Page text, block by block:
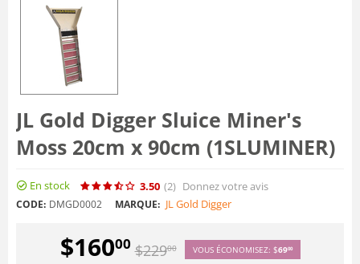
JL Gold Digger Sluice Miner's
Moss 20cm x 90cm (1SLUMINER)
En stock 3.50 (2) Donnez votre avis
CODE: DMGD0002 MARQUE: JL Gold Digger
$16000 $22900 VOUS ÉCONOMISEZ: $6900